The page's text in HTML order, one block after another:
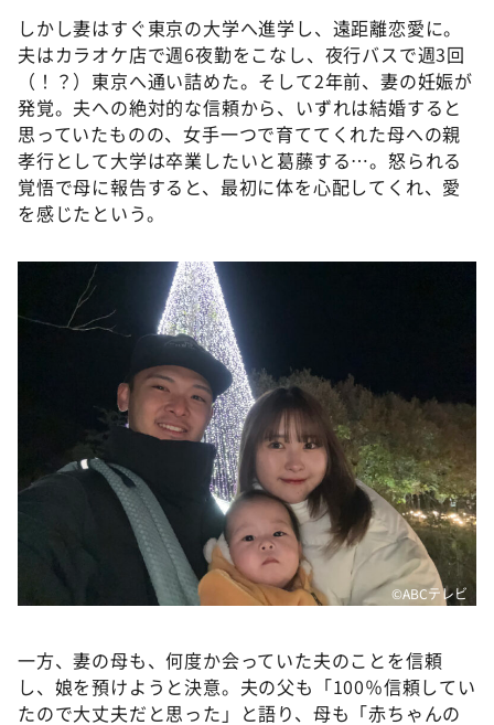
しかし妻はすぐ東京の大学へ進学し、遠距離恋愛に。
夫はカラオケ店で週6夜勤をこなし、夜行バスで週3回
（！？）東京へ通い詰めた。そして2年前、妻の妊娠が
発覚。夫への絶対的な信頼から、いずれは結婚すると
思っていたものの、女手一つで育ててくれた母への親
孝行として大学は卒業したいと葛藤する…。怒られる
覚悟で母に報告すると、最初に体を心配してくれ、愛
を感じたという。
©️ABCテレビ
一方、妻の母も、何度か会っていた夫のことを信頼
し、娘を預けようと決意。夫の父も「100％信頼してい
たので大丈夫だと思った」と語り、母も「赤ちゃんの